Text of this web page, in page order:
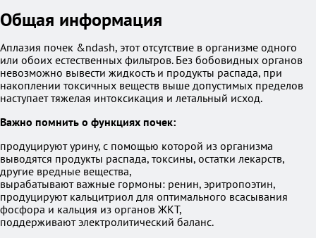
Общая информация
Аплазия почек &ndash, этот отсутствие в организме одного
или обоих естественных фильтров. Без бобовидных органов
невозможно вывести жидкость и продукты распада, при
накоплении токсичных веществ выше допустимых пределов
наступает тяжелая интоксикация и летальный исход.
Важно помнить о функциях почек:
продуцируют урину, с помощью которой из организма
выводятся продукты распада, токсины, остатки лекарств,
другие вредные вещества,
вырабатывают важные гормоны: ренин, эритропоэтин,
продуцируют кальцитриол для оптимального всасывания
фосфора и кальция из органов ЖКТ,
поддерживают электролитический баланс.